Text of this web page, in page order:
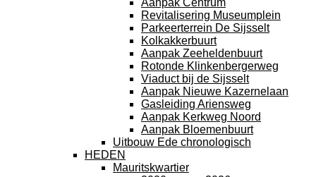
Aanpak Centrum
Revitalisering Museumplein
Parkeerterrein De Sijsselt
Kolkakkerbuurt
Aanpak Zeeheldenbuurt
Rotonde Klinkenbergerweg
Viaduct bij de Sijsselt
Aanpak Nieuwe Kazernelaan
Gasleiding Ariensweg
Aanpak Kerkweg Noord
Aanpak Bloemenbuurt
Uitbouw Ede chronologisch
HEDEN
Mauritskwartier